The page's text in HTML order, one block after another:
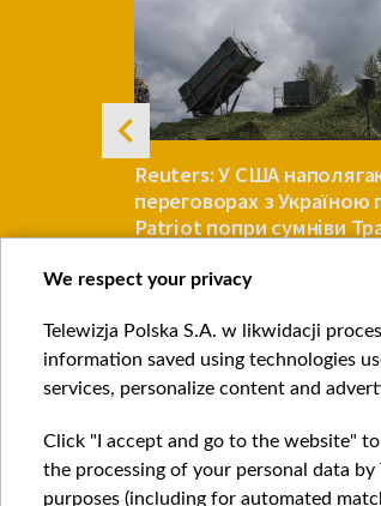
Reuters: У США
переговорах з Україною
Patriot попри сумніви
СВІТ
Item
1
of
We respect your privacy
Telewizja Polska S.A. w likwidacji
information saved using technologies
services, personalize content and
Click "I accept and go to the website"
the processing of your personal data
purposes (including for automated